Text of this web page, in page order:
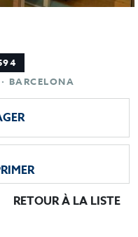
BARCELONA
RETOUR À LA LISTE